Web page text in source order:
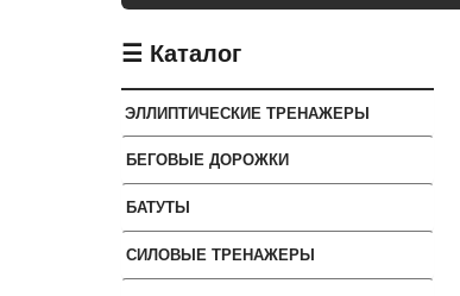
☰ Каталог
ЭЛЛИПТИЧЕСКИЕ ТРЕНАЖЕРЫ
БЕГОВЫЕ ДОРОЖКИ
БАТУТЫ
СИЛОВЫЕ ТРЕНАЖЕРЫ